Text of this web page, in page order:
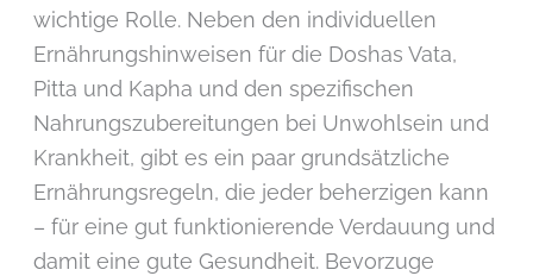
wichtige Rolle. Neben den individuellen
Ernährungshinweisen für die Doshas Vata,
Pitta und Kapha und den spezifischen
Nahrungszubereitungen bei Unwohlsein und
Krankheit, gibt es ein paar grundsätzliche
Ernährungsregeln, die jeder beherzigen kann
– für eine gut funktionierende Verdauung und
damit eine gute Gesundheit. Bevorzuge